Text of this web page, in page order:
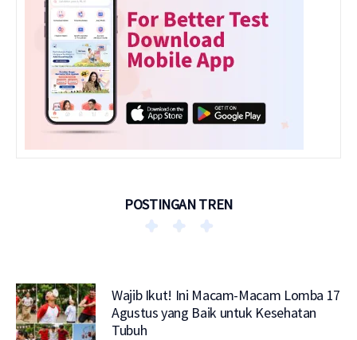
POSTINGAN TREN
Wajib Ikut! Ini Macam-Macam Lomba 17
Agustus yang Baik untuk Kesehatan
Tubuh